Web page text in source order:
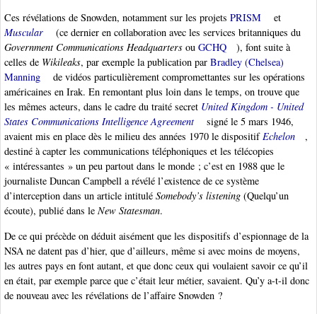
Ces révélations de Snowden, notamment sur les projets PRISM
et
Muscular
(ce dernier en collaboration avec les services britanniques du
Government Communications Headquarters ou GCHQ
), font suite à
celles de Wikileaks, par exemple la publication par Bradley (Chelsea)
Manning
de vidéos particulièrement compromettantes sur les opérations
américaines en Irak. En remontant plus loin dans le temps, on trouve que
les mêmes acteurs, dans le cadre du traité secret United Kingdom - United
States Communications Intelligence Agreement
signé le 5 mars 1946,
avaient mis en place dès le milieu des années 1970 le dispositifEchelon
,
destiné à capter les communications téléphoniques et les télécopies
« intéressantes » un peu partout dans le monde ; c’est en 1988 que le
journaliste Duncan Campbell a révélé l’existence de ce système
d’interception dans un article intitulé Somebody’s listening (Quelqu’un
écoute), publié dans le New Statesman.
De ce qui précède on déduit aisément que les dispositifs d’espionnage de la
NSA ne datent pas d’hier, que d’ailleurs, même si avec moins de moyens,
les autres pays en font autant, et que donc ceux qui voulaient savoir ce qu’il
en était, par exemple parce que c’était leur métier, savaient. Qu’y a-t-il donc
de nouveau avec les révélations de l’affaire Snowden ?